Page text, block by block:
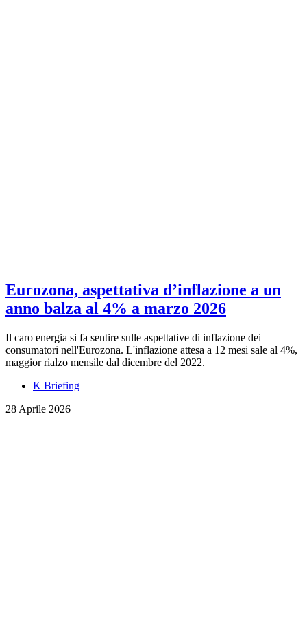
Eurozona, aspettativa d’inflazione a un
anno balza al 4% a marzo 2026
Il caro energia si fa sentire sulle aspettative di inflazione dei
consumatori nell'Eurozona. L'inflazione attesa a 12 mesi sale al 4%,
maggior rialzo mensile dal dicembre del 2022.
K Briefing
28 Aprile 2026